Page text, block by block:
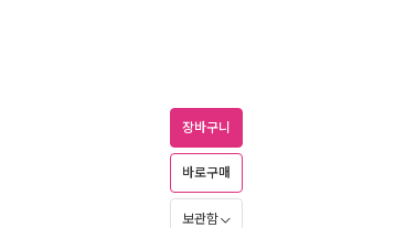
장바구니
바로구매
보관함